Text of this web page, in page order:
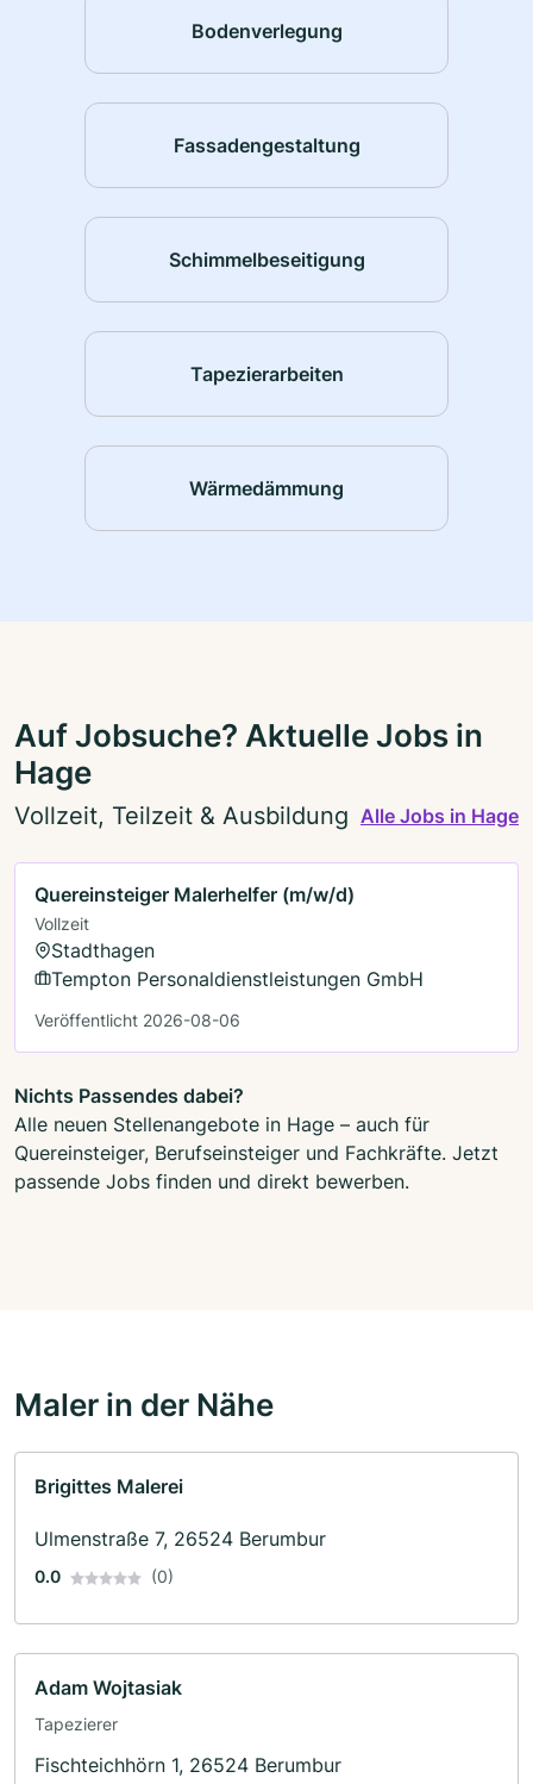
Bodenverlegung
Fassadengestaltung
Schimmelbeseitigung
Tapezierarbeiten
Wärmedämmung
Auf Jobsuche? Aktuelle Jobs in
Hage
Vollzeit, Teilzeit & Ausbildung Alle Jobs in Hage
Quereinsteiger Malerhelfer (m/w/d)
Vollzeit
Stadthagen
Tempton Personaldienstleistungen GmbH
Veröffentlicht 2026-08-06
Nichts Passendes dabei?
Alle neuen Stellenangebote in Hage – auch für
Quereinsteiger, Berufseinsteiger und Fachkräfte. Jetzt
passende Jobs finden und direkt bewerben.
Maler in der Nähe
Brigittes Malerei
Ulmenstraße 7, 26524 Berumbur
0.0 (0)
Adam Wojtasiak
Tapezierer
Fischteichhörn 1, 26524 Berumbur